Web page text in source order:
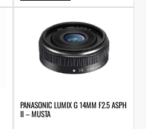
PANASONIC LUMIX G 14MM F2.5 ASPH
II – MUSTA